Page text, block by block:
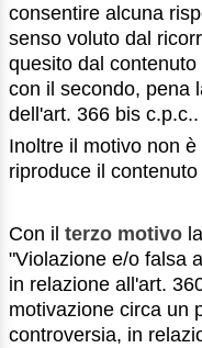
consentire alcuna
senso voluto dal
quesito dal
con il secondo, pena
dell'art. 366 bis c.p.c..
Inoltre il motivo non
riproduce il
Con il terzo motivo
"Violazione e/o falsa
in relazione all'art.
motivazione circa un
controversia, in